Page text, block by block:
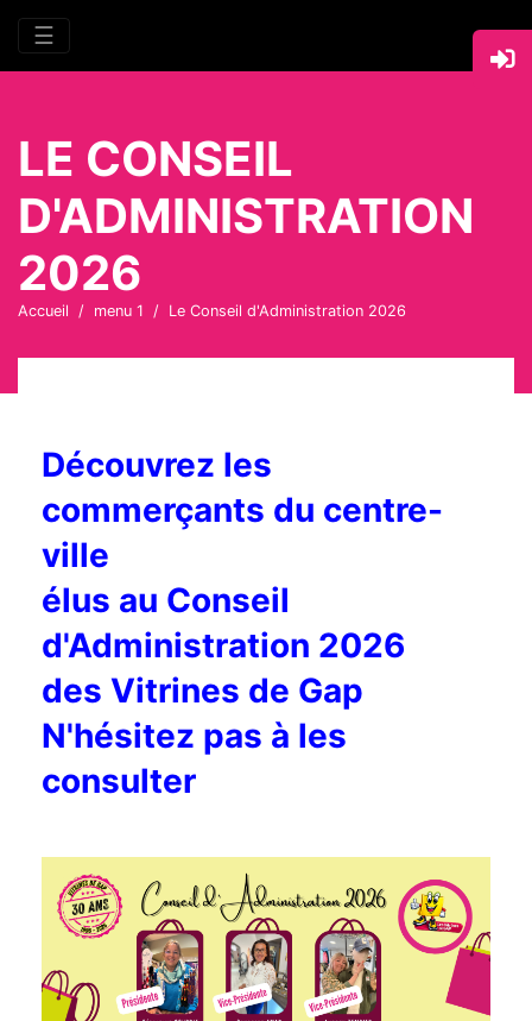
☰
LE CONSEIL
D'ADMINISTRATION
2026
Accueil menu 1 Le Conseil d'Administration 2026
Découvrez les
commerçants du centre-
ville
élus au Conseil
d'Administration 2026
des Vitrines de Gap
N'hésitez pas à les
consulter